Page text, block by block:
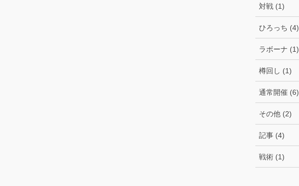
対戦 (1)
ひろっち (4)
ラボーナ (1)
樽回し (1)
通常開催 (6)
その他 (2)
記事 (4)
戦術 (1)